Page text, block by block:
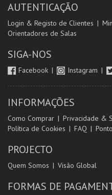
AUTENTICAÇÃO
Login & Registo de Clientes
Orientadores de Salas
SIGA-NOS
Facebook Instagram
INFORMAÇÕES
Como Comprar Privacidade &
Política de Cookies
FAQ
PROJECTO
Quem Somos Visão Global
FORMAS DE